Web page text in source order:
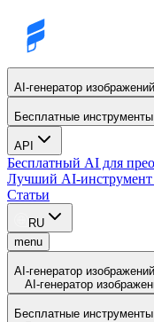
AI-генератор изображений
Бесплатные
API
Бесплатный AI для
Лучший AI-инструмент
Статьи
RU
menu
AI-генератор изображений
AI-генератор
Бесплатные